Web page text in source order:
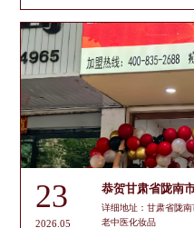
23
2026.05
恭贺甘肃省陇南
详细地址：甘肃省陇
老中医化妆品